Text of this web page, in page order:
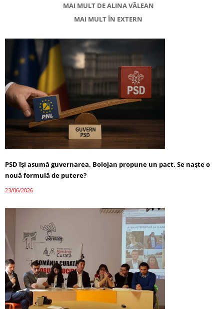
MAI MULT DE ALINA VĂLEAN
MAI MULT ÎN EXTERN
PSD își asumă guvernarea, Bolojan propune un pact. Se naște o
nouă formulă de putere?
23/06/2026